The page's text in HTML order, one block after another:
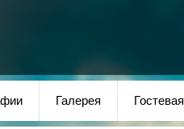
Галерея Гостевая